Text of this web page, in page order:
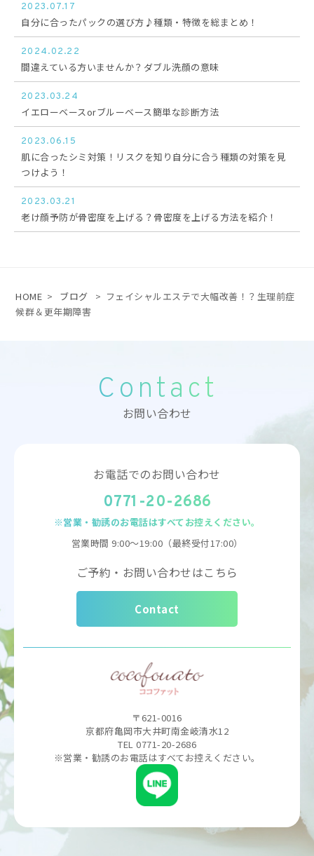
2023.07.17
自分に合ったパックの選び方♪種類・特徴を総まとめ！
2024.02.22
間違えている方いませんか？ダブル洗顔の意味
2023.03.24
イエローベースorブルーベース簡単な診断方法
2023.06.15
肌に合ったシミ対策！リスクを知り自分に合う種類の対策を見
つけよう！
2023.03.21
老け顔予防が骨密度を上げる？骨密度を上げる方法を紹介！
HOME > ブログ > フェイシャルエステで大幅改善！？生理前症
候群＆更年期障害
Contact
お問い合わせ
お電話でのお問い合わせ
0771-20-2686
※営業・勧誘のお電話はすべてお控えください。
営業時間 9:00～19:00（最終受付17:00）
ご予約・お問い合わせはこちら
Contact
〒621-0016
京都府亀岡市大井町南金岐清水12
TEL 0771-20-2686
※営業・勧誘のお電話はすべてお控えください。